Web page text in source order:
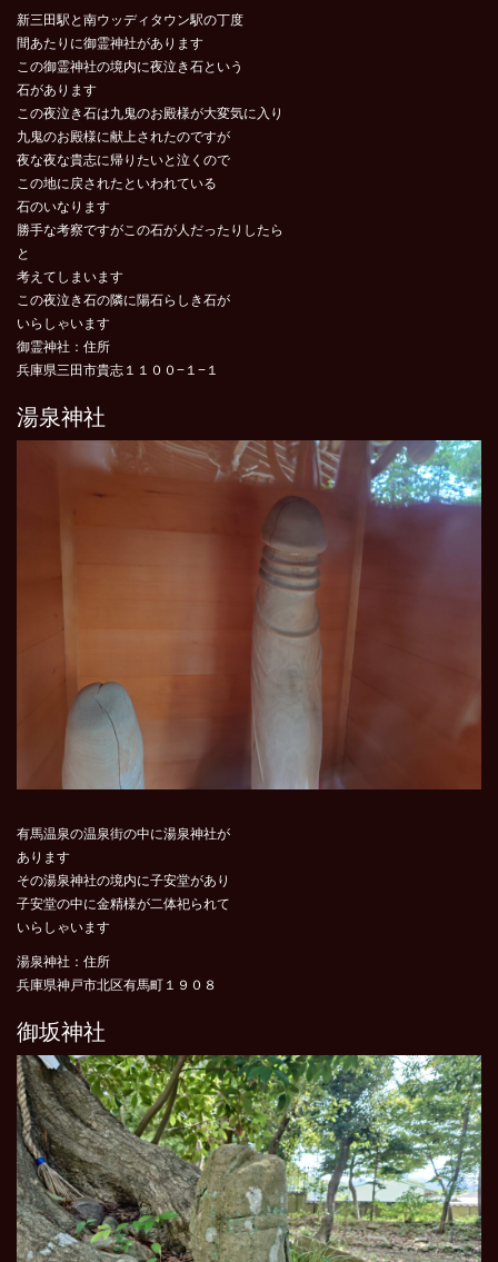
新三田駅と南ウッディタウン駅の丁度
間あたりに御霊神社があります
この御霊神社の境内に夜泣き石という
石があります
この夜泣き石は九鬼のお殿様が大変気に入り
九鬼のお殿様に献上されたのですが
夜な夜な貴志に帰りたいと泣くので
この地に戻されたといわれている
石のいなります
勝手な考察ですがこの石が人だったりしたら
と
考えてしまいます
この夜泣き石の隣に陽石らしき石が
いらしゃいます
御霊神社：住所
兵庫県三田市貴志１１００−１−１
湯泉神社
有馬温泉の温泉街の中に湯泉神社が
あります
その湯泉神社の境内に子安堂があり
子安堂の中に金精様が二体祀られて
いらしゃいます
湯泉神社：住所
兵庫県神戸市北区有馬町１９０８
御坂神社